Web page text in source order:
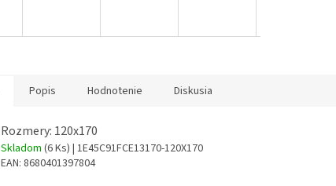
Popis Hodnotenie Diskusia
Rozmery: 120x170
Skladom (6 Ks) | 1E45C91FCE13170-120X170
EAN: 8680401397804